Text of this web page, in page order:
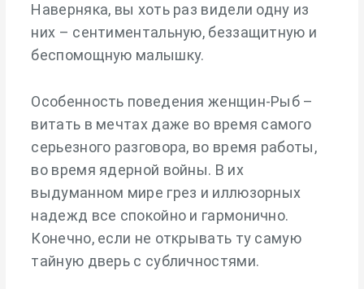
Наверняка, вы хоть раз видели одну из
них – сентиментальную, беззащитную и
беспомощную малышку.
Особенность поведения женщин-Рыб –
витать в мечтах даже во время самого
серьезного разговора, во время работы,
во время ядерной войны. В их
выдуманном мире грез и иллюзорных
надежд все спокойно и гармонично.
Конечно, если не открывать ту самую
тайную дверь с субличностями.